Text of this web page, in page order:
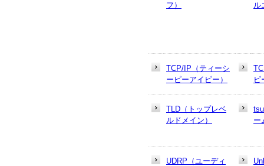
フ）
ル
TCP/IP（ティーシ
ーピーアイピー）
ピ
TLD（トップレベ
ルドメイン）
ー
UDRP（ユーディ